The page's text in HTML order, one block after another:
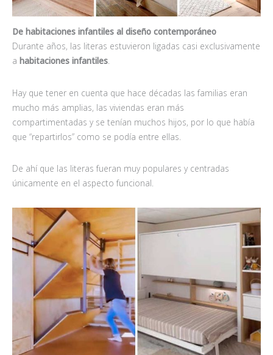
De habitaciones infantiles al diseño contemporáneo
Durante años, las literas estuvieron ligadas casi exclusivamente
a habitaciones infantiles.
Hay que tener en cuenta que hace décadas las familias eran
mucho más amplias, las viviendas eran más
compartimentadas y se tenían muchos hijos, por lo que había
que “repartirlos” como se podía entre ellas.
De ahí que las literas fueran muy populares y centradas
únicamente en el aspecto funcional.